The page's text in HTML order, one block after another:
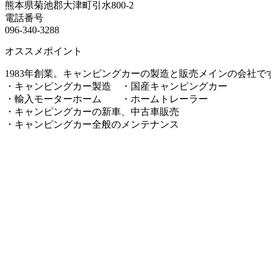
熊本県菊池郡大津町引水800-2
電話番号
096-340-3288
オススメポイント
1983年創業。キャンピングカーの製造と販売メインの会社で
・キャンピングカー製造 ・国産キャンピングカー
・輸入モーターホーム ・ホームトレーラー
・キャンピングカーの新車、中古車販売
・キャンピングカー全般のメンテナンス